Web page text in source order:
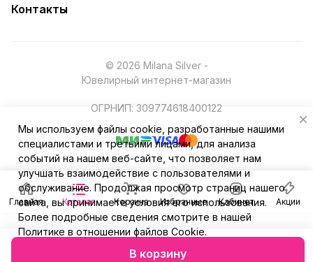
В корзину
Главная Каталог Корзина Избранные Кабинет Акции
Контакты
© 2026 Milana Silver -
Ювелирный интернет-магазин
ОГРНИП: 309774618400122
Мы используем файлы cookie, разработанные нашими
специалистами и третьими лицами, для анализа
событий на нашем веб-сайте, что позволяет нам
улучшать взаимодействие с пользователями и
обслуживание. Продолжая просмотр страниц нашего
сайта, вы принимаете условия его использования.
Более подробные сведения смотрите в нашей
Политике в отношении файлов Cookie.